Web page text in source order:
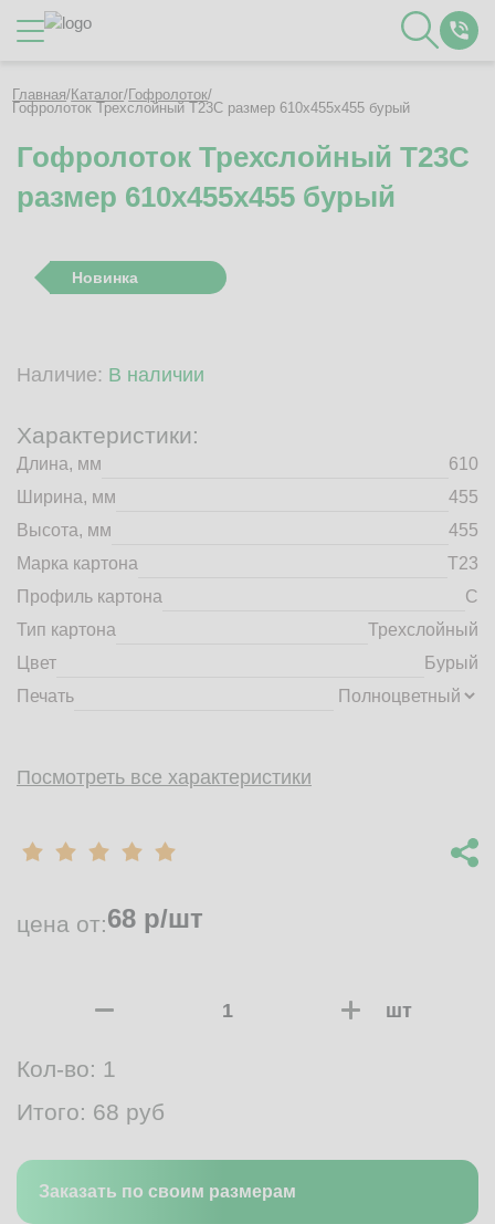
О Компании
Контакты
Полезное
Вакансии
Гофротара с печатью
Рассчитать стоимость упаковки
Пн-Пт 8:00 - 17:00
+7 (4832) 71-44-42
г. Брянск, Белобережская улица, 1А
© 2014 - 2026 | ООО ТД "Брянский картон" Все права защищены,
материалов с сайта строго запрещено.
Главная/Каталог/Гофролоток/
Гофролоток Трехслойный Т23C размер 610x455x455 бурый
Гофролоток Трехслойный Т23C
размер 610x455x455 бурый
Новинка
Наличие: В наличии
Характеристики:
Длина, мм
610
Ширина, мм
455
Высота, мм
455
Марка картона
Т23
Профиль картона
C
Тип картона
Трехслойный
Цвет
Бурый
Печать
Посмотреть все характеристики
цена от:68 р/шт
шт
Кол-во: 1
Итого: 68 руб
Заказать по своим размерам